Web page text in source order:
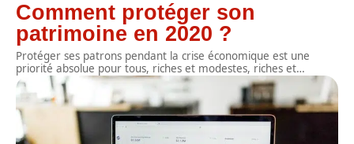
Comment protéger son
patrimoine en 2020 ?
Protéger ses patrons pendant la crise économique est une
priorité absolue pour tous, riches et modestes, riches et…